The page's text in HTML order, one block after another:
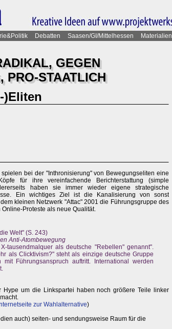
Debatten Saasen/GI/Mittelhessen Materialien
GEGEN
PRO-STAATLICH
)Eliten
bei der "Inthronisierung" von Bewegungseliten eine
für ihre vereinfachende Berichterstattung (simple
haben sie immer wieder eigene strategische
Ein wichtiges Ziel ist die Kanalisierung von sonst
kleinen Netzwerk "Attac" 2001 die Führungsgruppe des
Proteste als neue Qualität.
Welt" (S. 243)
Anti-Atombewegung
tausendmalquer als deutsche "Rebellen" genannt".
als Clicktivism?" steht als einzige deutsche Gruppe
Führungsanspruch auftritt. International werden
um die Linkspartei haben noch größere Teile linker
zur Wahlalternative)
auch) seiten- und sendungsweise Raum für die